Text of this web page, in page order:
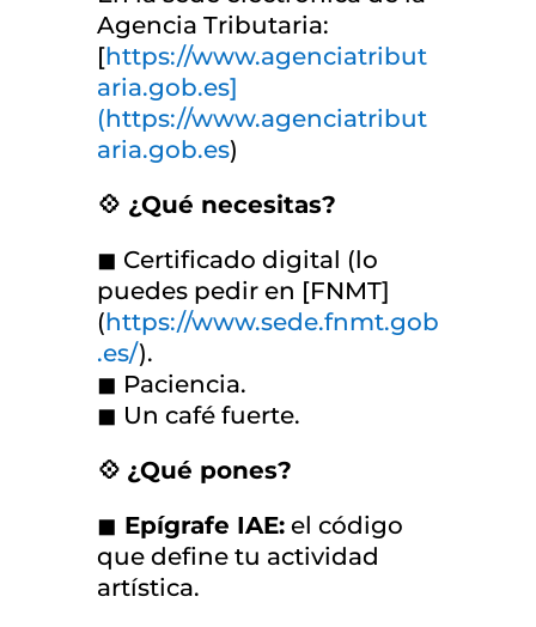
Agencia Tributaria:
[https://www.agenciatribut
aria.gob.es]
(https://www.agenciatribut
aria.gob.es)
💠 ¿Qué necesitas?
◼ Certificado digital (lo
puedes pedir en [FNMT]
(https://www.sede.fnmt.gob
.es/).
◼ Paciencia.
◼ Un café fuerte.
💠 ¿Qué pones?
◼ Epígrafe IAE:el código
que define tu actividad
artística.